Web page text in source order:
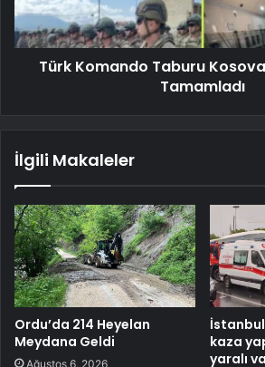
Türk Komando Taburu
Tamamladı
İlgili Makaleler
Ordu’da 214 Heyelan
Meydana Geldi
Ağustos 6, 2026
kaza
yaralı